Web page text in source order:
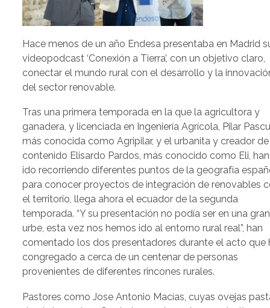
Hace menos de un año Endesa presentaba en Madrid
videopodcast ‘Conexión a Tierra’, con un objetivo claro,
conectar el mundo rural con el desarrollo y la
del sector renovable.
Tras una primera temporada en la que la agricultora y
ganadera, y licenciada en Ingeniería Agrícola, Pilar
más conocida como Agripilar, y el urbanita y creador de
contenido Elisardo Pardos, más conocido como Eli, han
ido recorriendo diferentes puntos de la geografía
para conocer proyectos de integración de renovables
el territorio, llega ahora el ecuador de la segunda
temporada. “Y su presentación no podía ser en una gran
urbe, esta vez nos hemos ido al entorno rural real”, han
comentado los dos presentadores durante el acto que
congregado a cerca de un centenar de personas
provenientes de diferentes rincones rurales.
Pastores como Jose Antonio Macías, cuyas ovejas